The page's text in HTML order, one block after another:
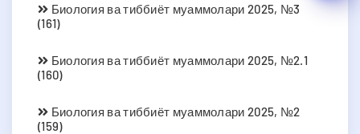
Биология ва тиббиёт муаммолари 2025, №3
(161)
Биология ва тиббиёт муаммолари 2025, №2.1
(160)
Биология ва тиббиёт муаммолари 2025, №2
(159)